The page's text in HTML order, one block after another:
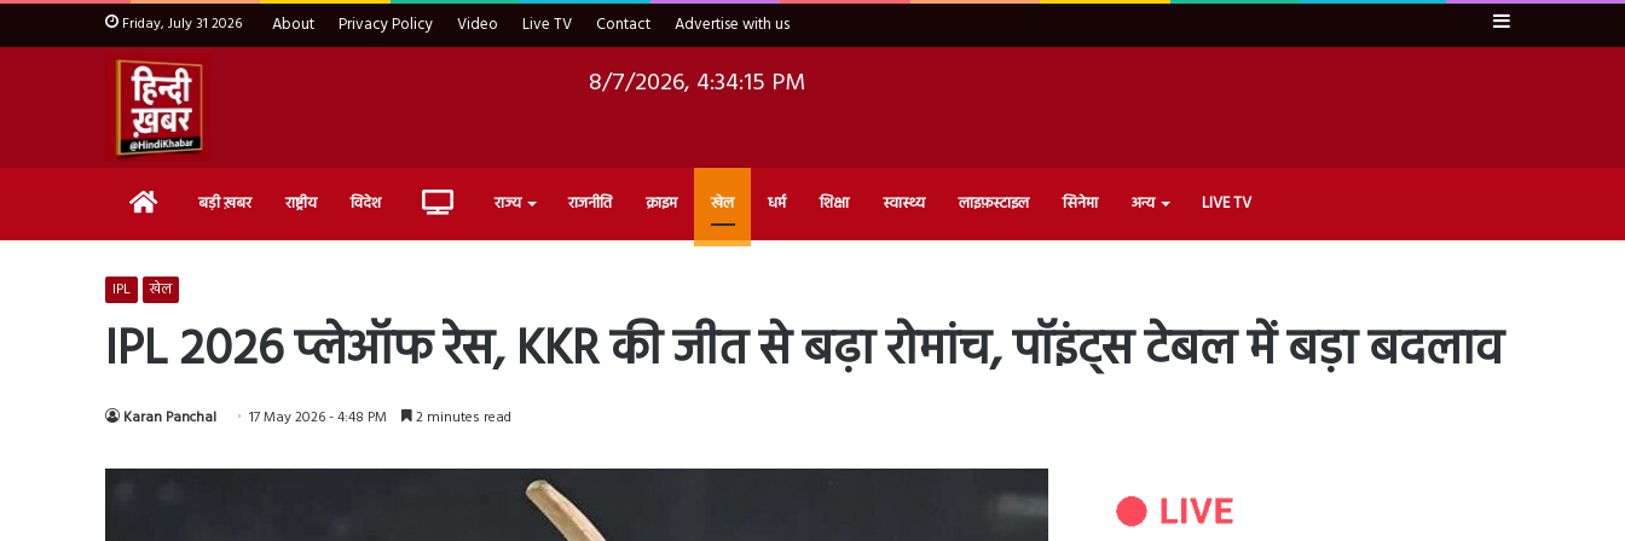
Friday, July 31 2026 About Privacy Policy Video Live TV Contact Advertise with us Sidebar
8/7/2026, 4:34:16 PM
Home बड़ी ख़बर राष्ट्रीय विदेश Live राज्य राजनीति क्राइम खेल धर्म शिक्षा स्वास्थ्य लाइफ़स्टाइल सिनेमा अन्य LIVE TV
IPL खेल
IPL 2026 प्लेऑफ रेस, KKR की जीत से बढ़ा रोमांच, पॉइंट्स टेबल में बड़ा बदलाव
Karan Panchal 17 May 2026 - 4:48 PM 2 minutes read